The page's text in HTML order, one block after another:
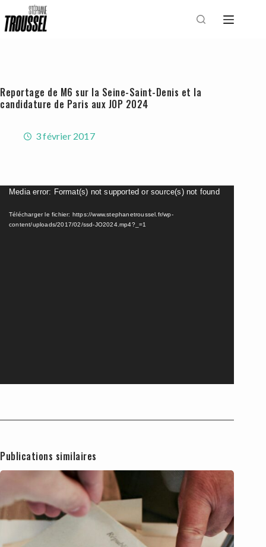
au
Reportage de M6 sur la Seine-Saint-Denis et la
candidature de Paris aux JOP 2024
3 février 2017
Lecteur
vidéo
Media error: Format(s) not supported or source(s) not found
Télécharger le fichier: https://www.stephanetroussel.fr/wp-
content/uploads/2017/02/ssd-JO2024.mp4?_=1
Publications similaires